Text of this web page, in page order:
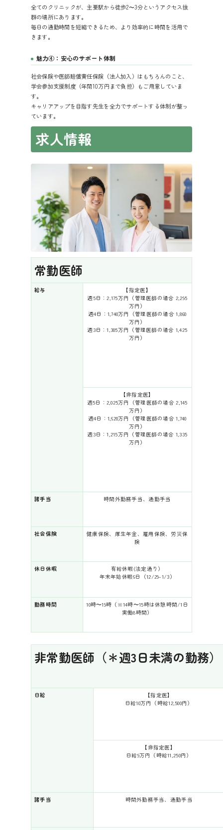
全てのクリニックが、主要駅から徒歩2〜3分というアクセス抜
群の場所にあります。
毎日の通勤時間を短縮できるため、より効率的に時間を活用で
きます。
魅力④：安心のサポート体制
社会保険や医師賠償責任保険（法人加入）はもちろんのこと、
学会参加支援制度（年間10万円まで負担）もご用意していま
す。
キャリアアップを目指す先生を全力でサポートする体制が整っ
ています。
求人情報
常勤医師
給与
【指定医】
週5日：2,175万円（管理医師の場合 2,295
万円）
週4日：1,740万円（管理医師の場合 1,860
万円）
週3日：1,305万円（管理医師の場合 1,425
万円）
【非指定医】
週5日：2,025万円（管理医師の場合 2,145
万円）
週4日：1,620万円（管理医師の場合 1,740
万円）
週3日：1,215万円（管理医師の場合 1,335
万円）
諸手当 時間外勤務手当、通勤手当
社会保険
健康保険、厚生年金、雇用保険、労災保
険
休日休暇
有給休暇(法定通り）
年末年始休暇6日（12/29-1/3）
勤務時間
10時〜19時（※14時〜15時は休憩時間/1日
実働8時間）
非常勤医師（＊週3日未満の勤務）
日給
【指定医】
日給10万円（時給12,500円）
【非指定医】
日給9万円（時給11,250円）
諸手当 時間外勤務手当、通勤手当